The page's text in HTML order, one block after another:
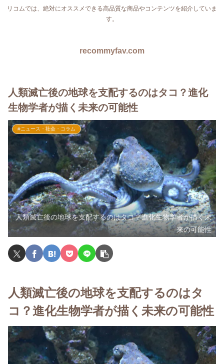
リコムでは、絶対にオススメできる高品質な商品やコンテンツを紹介していま
す。
recommyfav.com
人類滅亡後の地球を支配するのはタコ？進化
生物学者が描く未来の可能性
#ニュース・社会・コラム
人類滅亡後の地球を支配するのはタコ？進化生物学者が描く未
来の可能性
人類滅亡後の地球を支配するのはタ
コ？進化生物学者が描く未来の可能性